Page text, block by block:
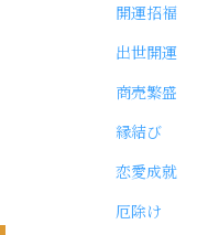
開運招福
出世開運
商売繁盛
縁結び
恋愛成就
厄除け